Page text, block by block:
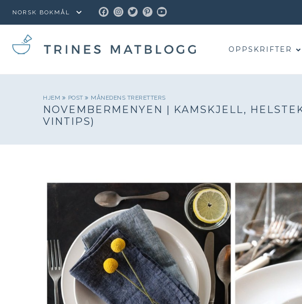
FACEBOOK
INSTAGRAM
TWITTER
PINTEREST
YOUTUBE
OPPSKRIFTER
HJEM POST MÅNEDENS TRERETTERS
NOVEMBERMENYEN | KAMSKJELL,
VINTIPS)